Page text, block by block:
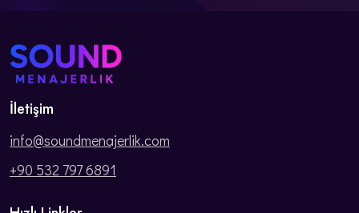
İletişim
info@soundmenajerlik.com
+90 532 797 6891